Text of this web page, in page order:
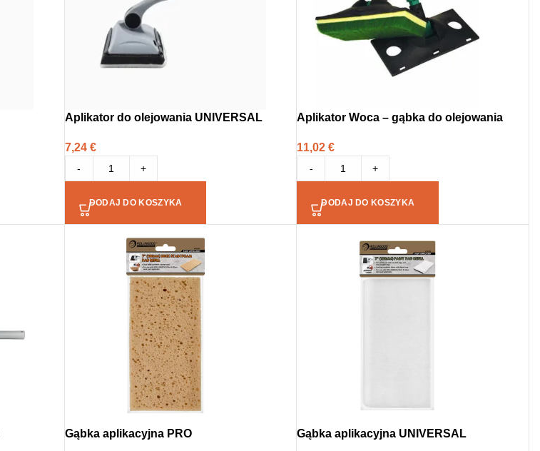
Aplikator do olejowania UNIVERSAL
7,24 €
- +
DODAJ DO KOSZYKA
Aplikator Woca – gąbka do olejowania
11,02€
- +
DODAJ DO KOSZYKA
Gąbka aplikacyjna PRO Gąbka aplikacyjna UNIVERSAL